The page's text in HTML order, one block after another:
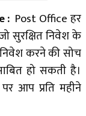
: Post Office हर
सुरक्षित निवेश के
करने की सोच
हो सकती है।
आप प्रति महीने